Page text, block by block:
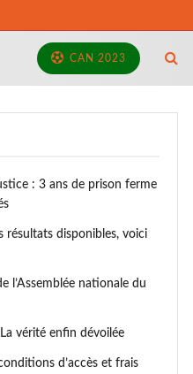
CAN 2023
: 3 ans de prison ferme
résultats disponibles, voici
l’Assemblée nationale du
vérité enfin dévoilée
d’accès et frais